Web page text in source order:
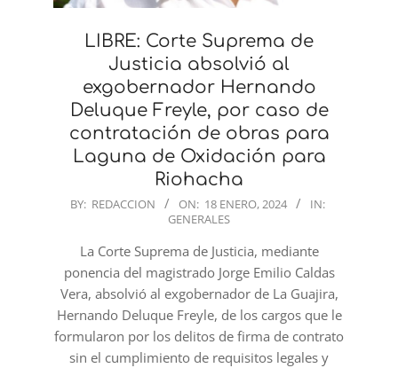
LIBRE: Corte Suprema de
Justicia absolvió al
exgobernador Hernando
Deluque Freyle, por caso de
contratación de obras para
Laguna de Oxidación para
Riohacha
2024-
BY: REDACCION ON: 18 ENERO, 2024
IN:
GENERALES
La Corte Suprema de Justicia, mediante
ponencia del magistrado Jorge Emilio Caldas
Vera, absolvió al exgobernador de La Guajira,
Hernando Deluque Freyle, de los cargos que le
formularon por los delitos de firma de contrato
sin el cumplimiento de requisitos legales y